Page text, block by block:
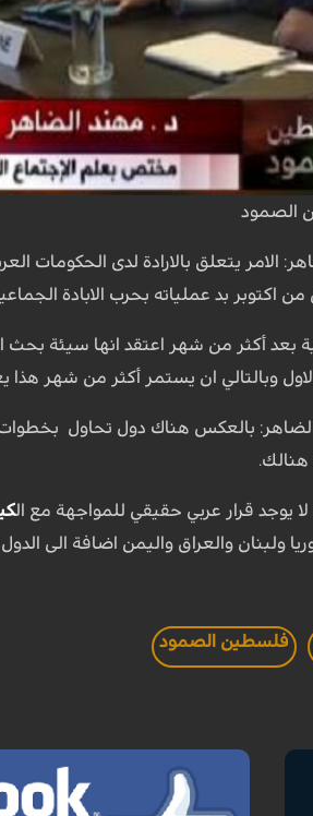
الصمود
الامر يتعلق بالارادة لدى
اكتوبر بد عملياته بحرب الابادة
بعد أكثر من شهر اعتقد انها سيئة بحث
الاول وبالتالي ان يستمر أكثر من شهر هذا
بالعكس هناك دول تحاول بخطوات
هنالك.
لا يوجد قرار عربي حقيقي للمواجهة مع ال
ولبنان والعراق واليمن اضافة الى الدول
فلسطين الصمود